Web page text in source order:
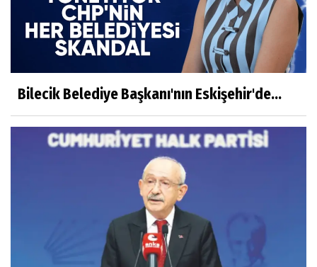
Bilecik Belediye Başkanı'nın Eskişehir'de...